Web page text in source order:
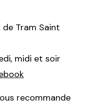
Tram Saint
midi et soir
recommande